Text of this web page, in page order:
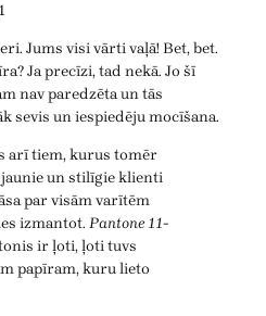
Jums visi vārti vaļā! Bet, bet.
Ja precīzi, tad nekā. Jo šī
nav paredzēta un tās
sevis un iespiedēju mocīšana.
arī tiem, kurus tomēr
un stilīgie klienti
par visām varītēm
izmantot. Pantone 11-
ir ļoti, ļoti tuvs
papīram, kuru lieto